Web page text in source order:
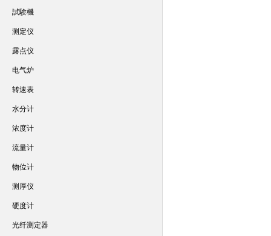
試験機
测定仪
露点仪
电气炉
转速表
水分计
浓度计
流量计
物位计
测厚仪
硬度计
光纤测定器